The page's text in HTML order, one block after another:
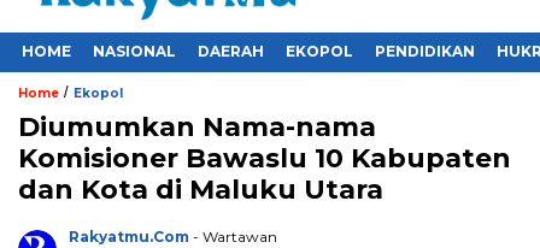
HOME NASIONAL DAERAH EKOPOL PENDIDIKAN
Home / Ekopol
Diumumkan Nama-nama
Komisioner Bawaslu 10 Kabupaten
dan Kota di Maluku Utara
Rakyatmu.com - Wartawan